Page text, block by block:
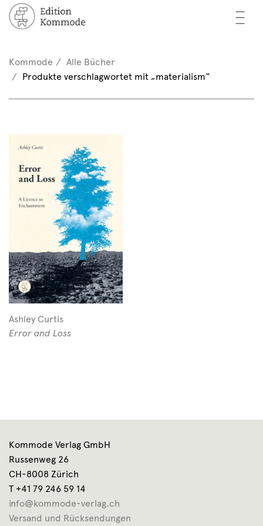
—
—
—
/ Registrieren
(0)
Kommode
Alle Bücher
Produkte verschlagwortet mit „materialism“
Ashley Curtis
Error and Loss
Kommode Verlag GmbH
Russenweg 26
CH-8008 Zürich
T +41 79 246 59 14
info@kommode-verlag.ch
Versand und Rücksendungen